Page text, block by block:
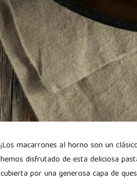
¡Los macarrones al horno son un
hemos disfrutado de esta deliciosa
cubierta por una generosa capa de